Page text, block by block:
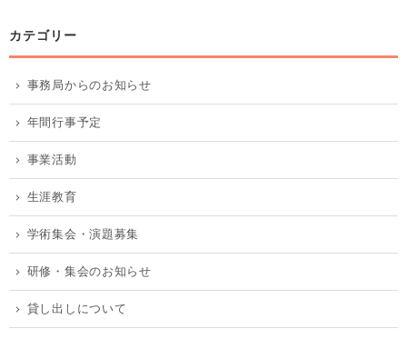
カテゴリー
事務局からのお知らせ
年間行事予定
事業活動
生涯教育
学術集会・演題募集
研修・集会のお知らせ
貸し出しについて